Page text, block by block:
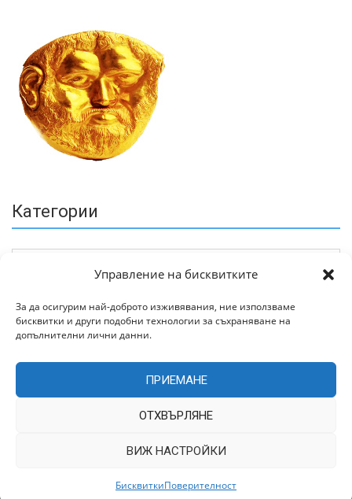
Управление на бисквитките
За да осигурим най-доброто изживявания, ние използваме
бисквитки и други подобни технологии за съхраняване на
допълнителни лични данни.
ПРИЕМАНЕ
ОТХВЪРЛЯНЕ
ВИЖ НАСТРОЙКИ
БисквиткиПоверителност
Категории
Архив
TrakiaWorld.com само с позоваване на източника.